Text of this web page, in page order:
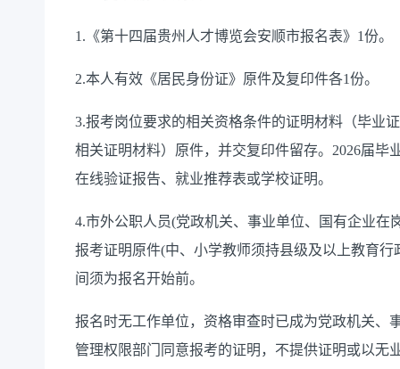
1.《第十四届贵州人才博览会安顺市报名表》1份。
2.本人有效《居民身份证》原件及复印件各1份。
3.报考岗位要求的相关资格条件的证明材料（毕业
相关证明材料）原件，并交复印件留存。2026届
在线验证报告、就业推荐表或学校证明。
4.市外公职人员(党政机关、事业单位、国有企业
报考证明原件(中、小学教师须持县级及以上教育
间须为报名开始前。
报名时无工作单位，资格审查时已成为党政机关、
管理权限部门同意报考的证明，不提供证明或以无